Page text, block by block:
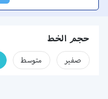
حجم الخط
صفير متوسط